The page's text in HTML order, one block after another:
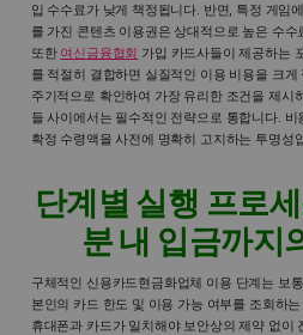
입 수수료가 낮게 책정됩니다. 반면, 특정 게임
를 가진 콘텐츠 이용권은 상대적으로 높은 수수
또한 여신금융협회 가입 카드사들이 제공하는
를 적절히 결합하면 실질적인 이용 비용을 크
주기적으로 확인하여 가장 유리한 조건을 제시
들 사이에서는 필수적인 전략으로 통합니다.
확정 수령액을 사전에 명확히 고지하는 투명성
단계별 실행 프로
분 내 입금까지
구체적인 신용카드현금화업체 이용 단계는 보
본인의 카드 한도 및 이용 가능 여부를 조회하
휴대폰과 카드가 일치해야 보안상의 제약 없이